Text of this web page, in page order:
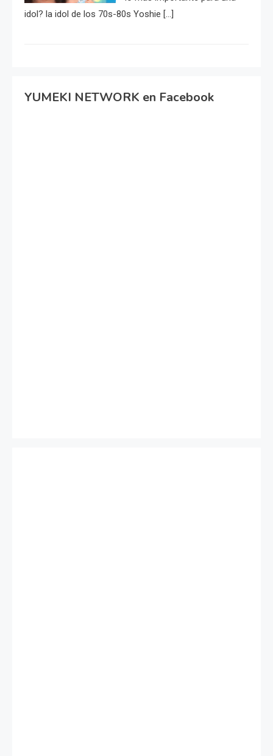
idol? la idol de los 70s-80s Yoshie […]
YUMEKI NETWORK en Facebook